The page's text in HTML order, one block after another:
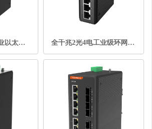
网管千兆8电口工业以太网交换机 全千兆2光4电工业级环网交换机带拨码管理型